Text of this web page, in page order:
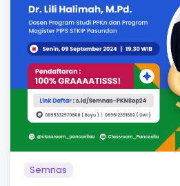
Semnas